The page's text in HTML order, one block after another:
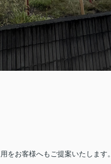
をお客様へもご提案いたします。